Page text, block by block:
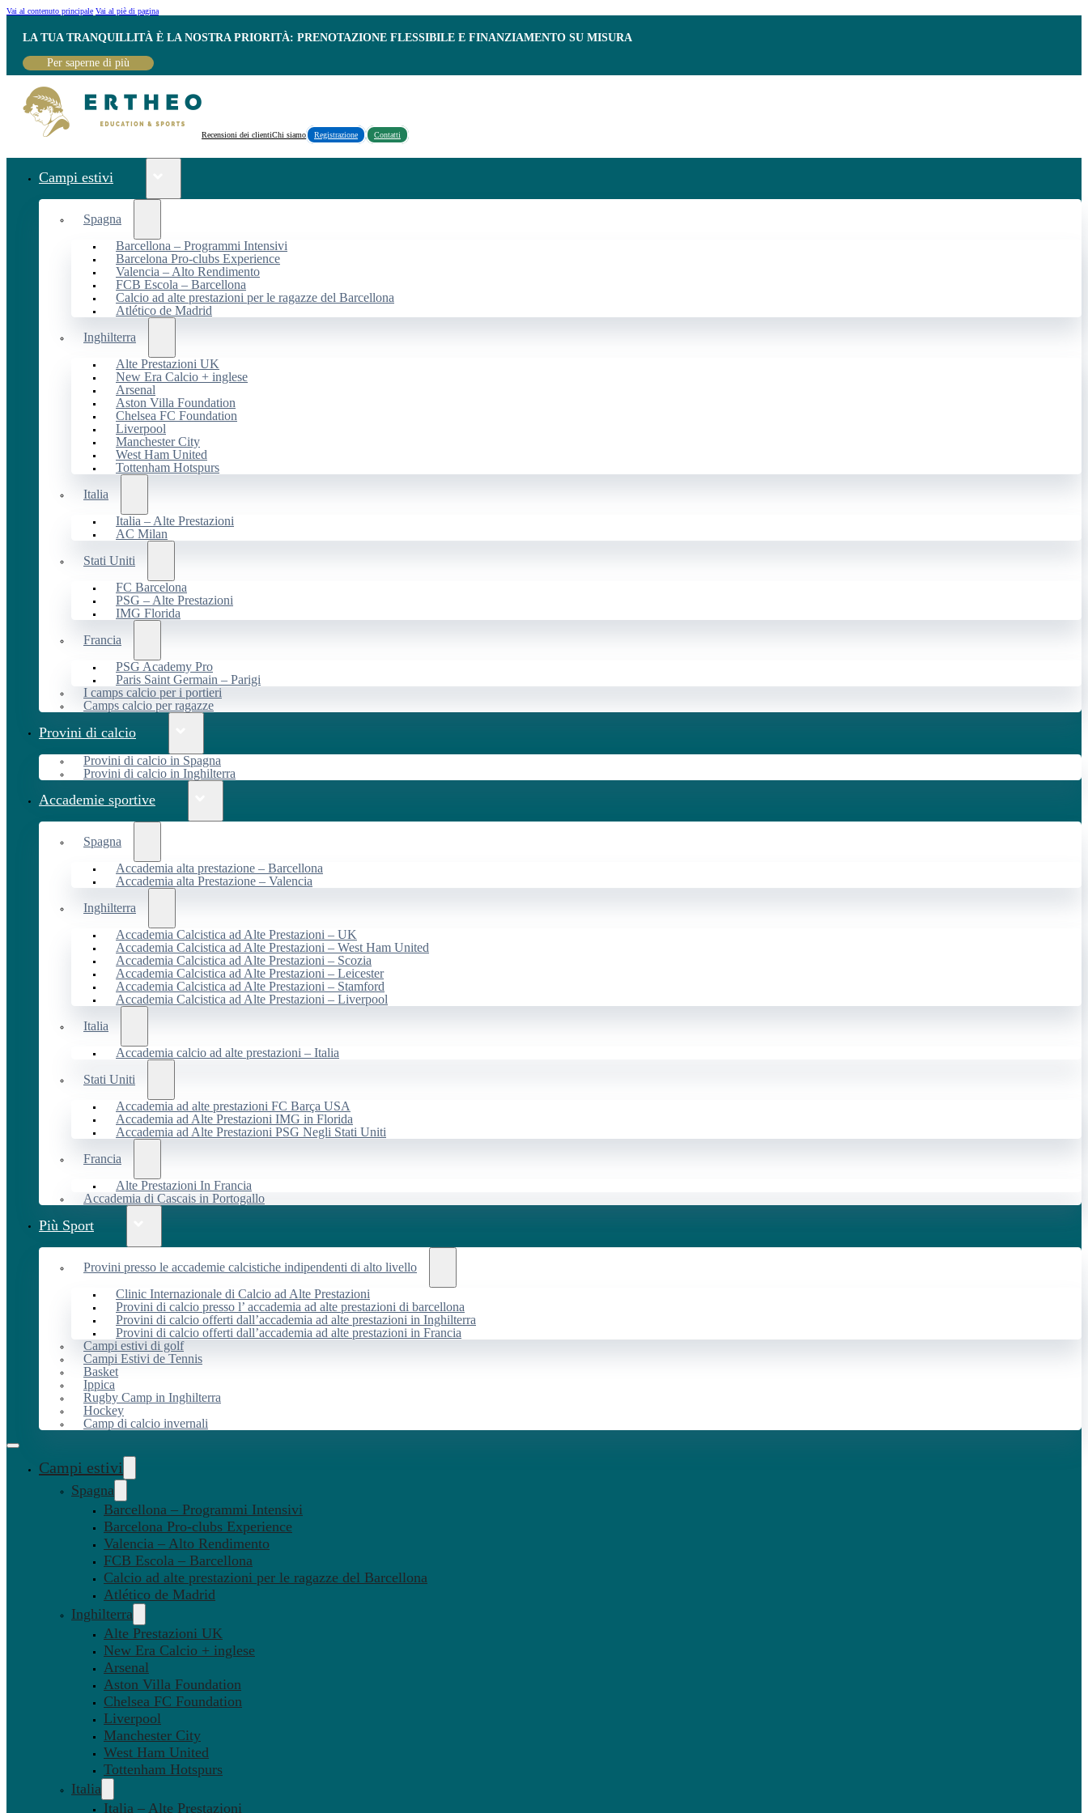
Vai al contenuto principale Vai al piè di pagina
LA TUA TRANQUILLITÀ È LA NOSTRA PRIORITÀ: PRENOTAZIONE FLESSIBILE E FINANZIAMENTO SU MISURA
Per saperne di più
Recensioni dei clientiChi siamo Registrazione Contatti
Campi estivi
Spagna
Barcellona – Programmi Intensivi
Barcelona Pro-clubs Experience
Valencia – Alto Rendimento
FCB Escola – Barcellona
Calcio ad alte prestazioni per le ragazze del Barcellona
Atlético de Madrid
Inghilterra
Alte Prestazioni UK
New Era Calcio + inglese
Arsenal
Aston Villa Foundation
Chelsea FC Foundation
Liverpool
Manchester City
West Ham United
Tottenham Hotspurs
Italia
Italia – Alte Prestazioni
AC Milan
Stati Uniti
FC Barcelona
PSG – Alte Prestazioni
IMG Florida
Francia
PSG Academy Pro
Paris Saint Germain – Parigi
I camps calcio per i portieri
Camps calcio per ragazze
Provini di calcio
Provini di calcio in Spagna
Provini di calcio in Inghilterra
Accademie sportive
Spagna
Accademia alta prestazione – Barcellona
Accademia alta Prestazione – Valencia
Inghilterra
Accademia Calcistica ad Alte Prestazioni – UK
Accademia Calcistica ad Alte Prestazioni – West Ham United
Accademia Calcistica ad Alte Prestazioni – Scozia
Accademia Calcistica ad Alte Prestazioni – Leicester
Accademia Calcistica ad Alte Prestazioni – Stamford
Accademia Calcistica ad Alte Prestazioni – Liverpool
Italia
Accademia calcio ad alte prestazioni – Italia
Stati Uniti
Accademia ad alte prestazioni FC Barça USA
Accademia ad Alte Prestazioni IMG in Florida
Accademia ad Alte Prestazioni PSG Negli Stati Uniti
Francia
Alte Prestazioni In Francia
Accademia di Cascais in Portogallo
Più Sport
Provini presso le accademie calcistiche indipendenti di alto livello
Clinic Internazionale di Calcio ad Alte Prestazioni
Provini di calcio presso l’ accademia ad alte prestazioni di barcellona
Provini di calcio offerti dall’accademia ad alte prestazioni in Inghilterra
Provini di calcio offerti dall’accademia ad alte prestazioni in Francia
Campi estivi di golf
Campi Estivi de Tennis
Basket
Ippica
Rugby Camp in Inghilterra
Hockey
Camp di calcio invernali
Campi estivi
Spagna
Barcellona – Programmi Intensivi
Barcelona Pro-clubs Experience
Valencia – Alto Rendimento
FCB Escola – Barcellona
Calcio ad alte prestazioni per le ragazze del Barcellona
Atlético de Madrid
Inghilterra
Alte Prestazioni UK
New Era Calcio + inglese
Arsenal
Aston Villa Foundation
Chelsea FC Foundation
Liverpool
Manchester City
West Ham United
Tottenham Hotspurs
Italia
Italia – Alte Prestazioni